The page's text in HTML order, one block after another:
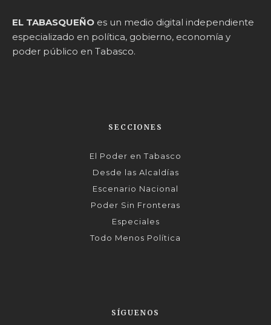
EL TABASQUEÑO es un medio digital independiente
especializado en política, gobierno, economía y
poder público en Tabasco.
SECCIONES
El Poder en Tabasco
Desde las Alcaldías
Escenario Nacional
Poder Sin Fronteras
Especiales
Todo Menos Política
SÍGUENOS